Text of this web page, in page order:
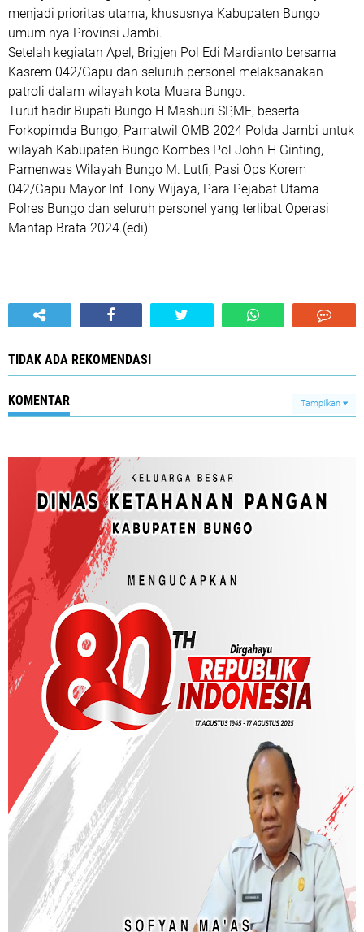
menjadi prioritas utama, khususnya Kabupaten Bungo
umum nya Provinsi Jambi.
Setelah kegiatan Apel, Brigjen Pol Edi Mardianto bersama
Kasrem 042/Gapu dan seluruh personel melaksanakan
patroli dalam wilayah kota Muara Bungo.
Turut hadir Bupati Bungo H Mashuri SP,ME, beserta
Forkopimda Bungo, Pamatwil OMB 2024 Polda Jambi untuk
wilayah Kabupaten Bungo Kombes Pol John H Ginting,
Pamenwas Wilayah Bungo M. Lutfi, Pasi Ops Korem
042/Gapu Mayor Inf Tony Wijaya, Para Pejabat Utama
Polres Bungo dan seluruh personel yang terlibat Operasi
Mantap Brata 2024.(edi)
TIDAK ADA REKOMENDASI
KOMENTAR Tampilkan